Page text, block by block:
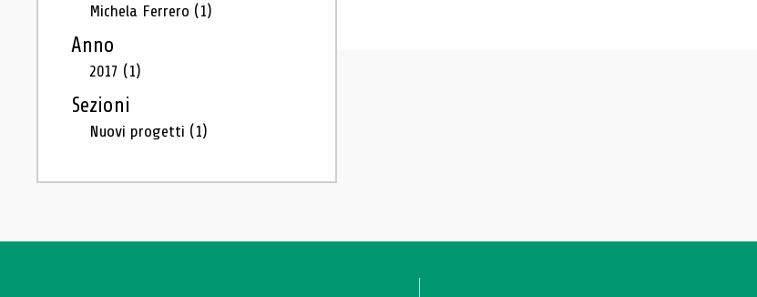
Michela Ferrero (1)
Anno
2017 (1)
Sezioni
Nuovi progetti (1)